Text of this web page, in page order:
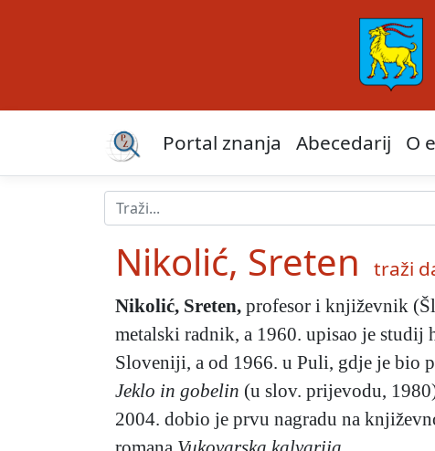
Portal znanja Abecedarij O
Nikolić, Sreten traži
Nikolić, Sreten, profesor i književnik
metalski radnik, a 1960. upisao je
Sloveniji, a od 1966. u Puli, gdje je bio
Jeklo in gobelin (u slov. prijevodu,
2004. dobio je prvu nagradu na